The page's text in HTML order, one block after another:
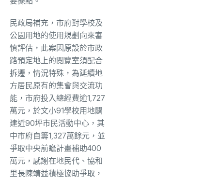
民政局補充，市府對學校及
公園用地的使用規劃向來審
慎評估，此案因原設於市政
路預定地上的閱覽室須配合
拆遷，情況特殊，為延續地
方居民原有的集會與交流功
能，市府投入總經費逾1,727
萬元，於文小91學校用地闢
建近90坪市民活動中心，其
中市府自籌1,327萬餘元，並
爭取中央前瞻計畫補助400
萬元，感謝在地民代、協和
里長陳靖益積極協助爭取，